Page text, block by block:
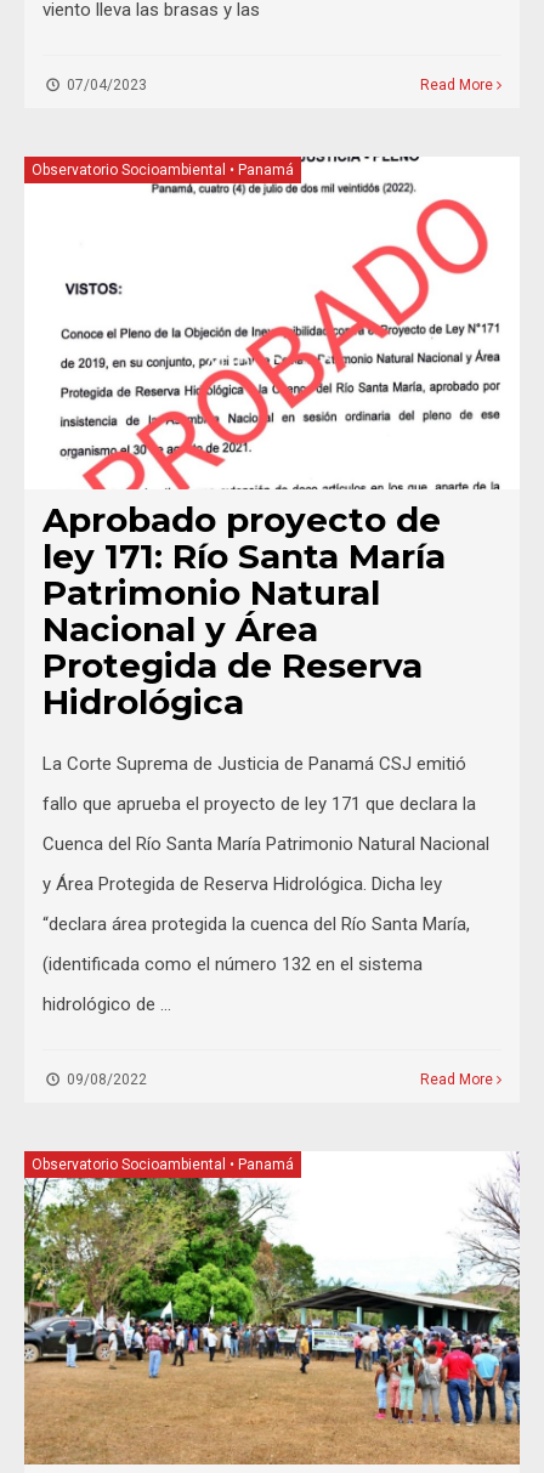
viento lleva las brasas y las
07/04/2023 Read More
Observatorio Socioambiental • Panamá
Aprobado proyecto de
ley 171: Río Santa María
Patrimonio Natural
Nacional y Área
Protegida de Reserva
Hidrológica
La Corte Suprema de Justicia de Panamá CSJ emitió
fallo que aprueba el proyecto de ley 171 que declara la
Cuenca del Río Santa María Patrimonio Natural Nacional
y Área Protegida de Reserva Hidrológica. Dicha ley
“declara área protegida la cuenca del Río Santa María,
(identificada como el número 132 en el sistema
hidrológico de …
09/08/2022 Read More
Observatorio Socioambiental • Panamá